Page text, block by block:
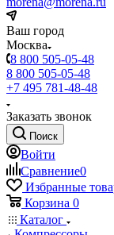
Ваш город
Москва
8 800 505-05-48
8 800 505-05-48
+7 495 781-48-48
Заказать звонок
Поиск
Войти
Сравнение0
Избранные
Корзина 0
Каталог